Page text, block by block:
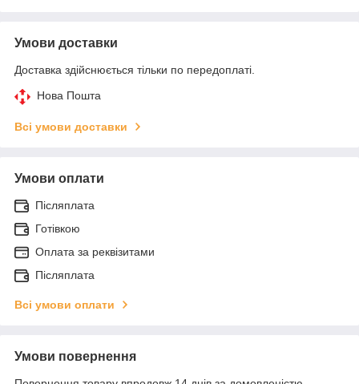
Умови доставки
Доставка здійснюється тільки по передоплаті.
Нова Пошта
Всі умови доставки
Умови оплати
Післяплата
Готівкою
Оплата за реквізитами
Післяплата
Всі умови оплати
Умови повернення